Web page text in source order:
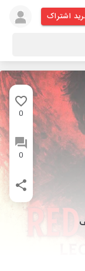
اشتراک
0
0